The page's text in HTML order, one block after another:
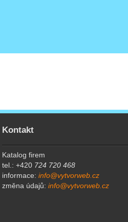
Kontakt
Katalog firem
tel.: +420 724 720 468
informace:info@vytvorweb.cz
změna údajů:info@vytvorweb.cz